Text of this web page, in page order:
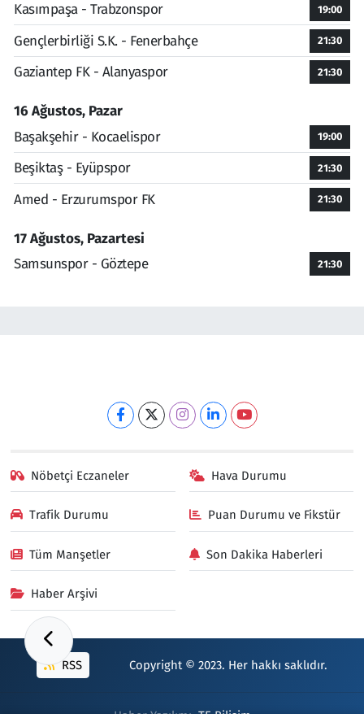
Kasımpaşa - Trabzonspor 19:00
Gençlerbirliği S.K. - Fenerbahçe 21:30
Gaziantep FK - Alanyaspor 21:30
16 Ağustos, Pazar
Başakşehir - Kocaelispor
19:00
Beşiktaş - Eyüpspor 21:30
Amed - Erzurumspor FK 21:30
17 Ağustos, Pazartesi
Samsunspor - Göztepe
21:30
Nöbetçi Eczaneler Hava Durumu
Trafik Durumu Puan Durumu ve Fikstür
Tüm Manşetler Son Dakika Haberleri
Haber Arşivi
RSS Copyright © 2023. Her hakkı saklıdır.